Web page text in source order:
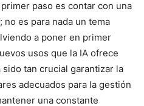
paso es contar con una
es para nada un tema
a poner en primer
usos que la IA ofrece
tan crucial garantizar la
adecuados para la gestión
una constante